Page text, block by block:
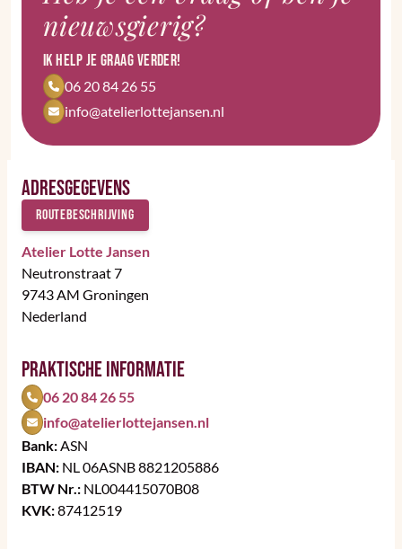
nieuwsgierig?
Ik help je graag verder!
06 20 84 26 55
info@atelierlottejansen.nl
Adresgegevens
Routebeschrijving
Atelier Lotte Jansen
Neutronstraat 7
9743 AM Groningen
Nederland
Praktische informatie
06 20 84 26 55
info@atelierlottejansen.nl
Bank: ASN
IBAN: NL 06ASNB 8821205886
BTW Nr.: NL004415070B08
KVK:87412519